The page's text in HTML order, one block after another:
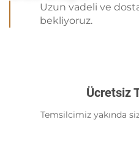
Uzun vadeli ve
bekliyoruz.
Ücretsiz
Temsilcimiz yakında